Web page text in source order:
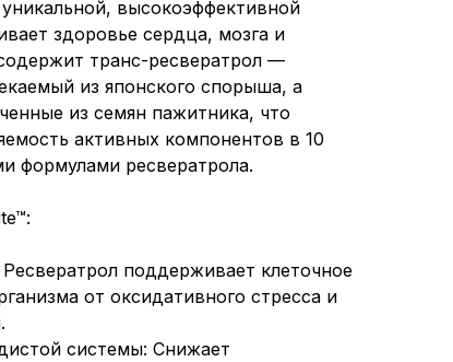
высокоэффективной
здоровье сердца, мозга и
транс-ресвератрол —
из японского спорыша, а
из семян пажитника, что
активных компонентов в 10
формулами ресвератрола.
поддерживает клеточное
от оксидативного стресса и
системы: Снижает